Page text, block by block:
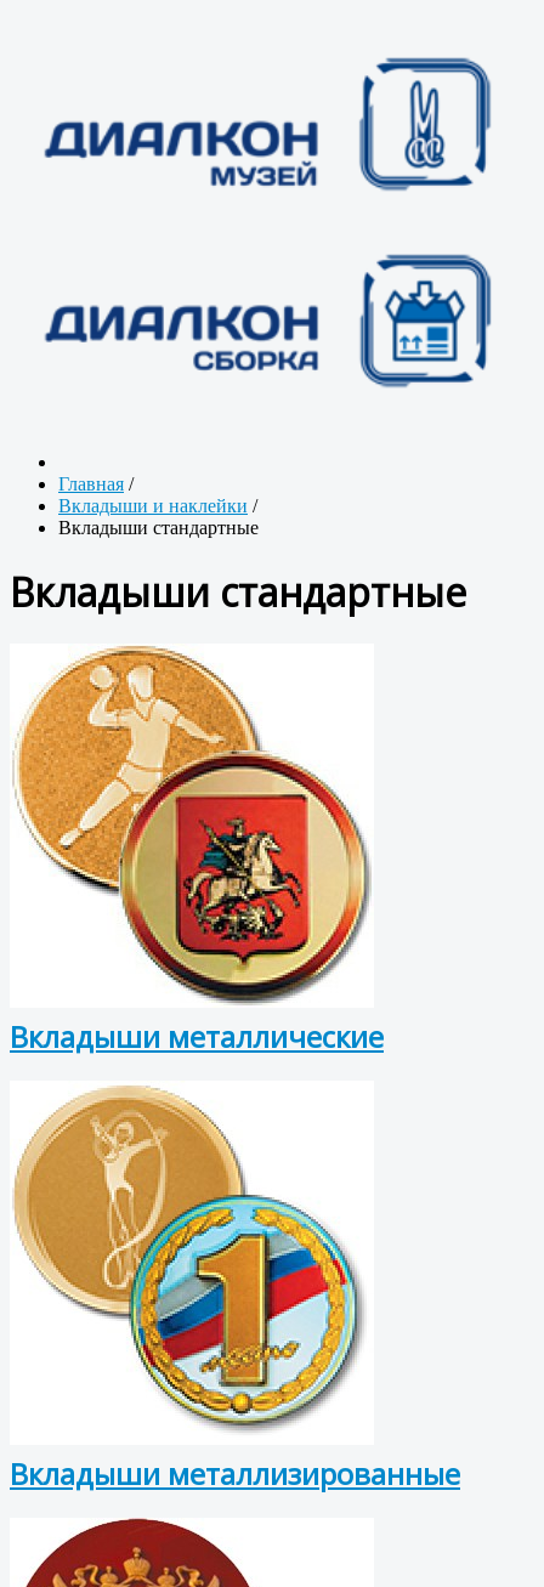
Главная /
Вкладыши и наклейки /
Вкладыши стандартные
Вкладыши стандартные
Вкладыши металлические
Вкладыши металлизированные